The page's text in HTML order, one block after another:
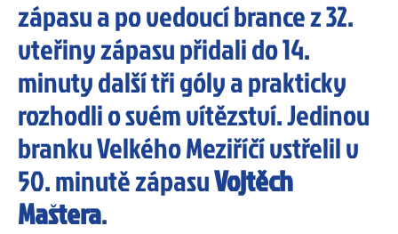
zápasu a po vedoucí brance z 32.
vteřiny zápasu přidali do 14.
minuty další tři góly a prakticky
rozhodli o svém vítězství. Jedinou
branku Velkého Meziříčí vstřelil v
50. minutě zápasuVojtěch
Maštera.